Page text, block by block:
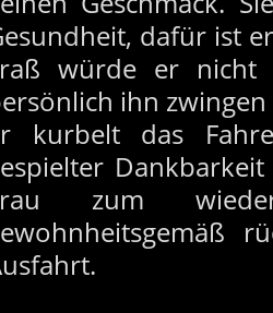
dafür ist
würde er nicht
ihn
kurbelt das
zum